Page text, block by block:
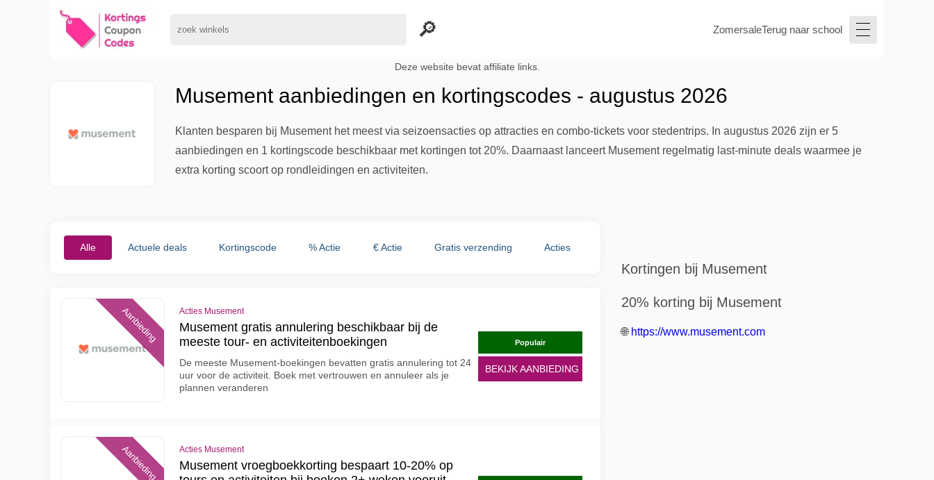
ZomersaleTerug naar school
Deze website bevat affiliate links.
Musement aanbiedingen en kortingscodes - augustus 2026
Klanten besparen bij Musement het meest via seizoensacties op attracties en combo-tickets voor stedentrips. In augustus 2026 zijn er 5
aanbiedingen en 1 kortingscode beschikbaar met kortingen tot 20%. Daarnaast lanceert Musement regelmatig last-minute deals waarmee je
extra korting scoort op rondleidingen en activiteiten.
Alle Actuele deals Kortingscode % Actie € Actie Gratis verzending Acties
Aanbieding Acties Musement
Musement gratis annulering beschikbaar bij de
meeste tour- en activiteitenboekingen
De meeste Musement-boekingen bevatten gratis annulering tot 24
uur voor de activiteit. Boek met vertrouwen en annuleer als je
plannen veranderen
Populair
BEKIJK AANBIEDING
Aanbieding Acties Musement
Musement vroegboekkorting bespaart 10-20% op
Kortingen bij Musement
20% korting bij Musement
🌐 https://www.musement.com